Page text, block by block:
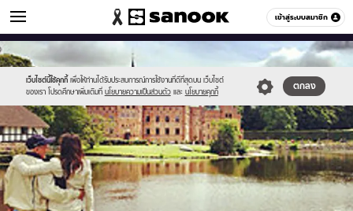
เข้าสู่ระบบสมาชิก
ข่าวบันเทิง หมวดอื่นๆ
เว็บไซต์นี้ใช้คุกกี้ เพื่อให้ท่านได้รับประสบการณ์การใช้งานที่ดีที่สุดบน เว็บไซต์
ของเรา โปรดศึกษาเพิ่มเติมที่ นโยบายความเป็นส่วนตัว และ นโยบายคุกกี้
ตกลง
Sanook
//s.isanook.com/sr/0/images/logo-
new-
sanook.png
//s.isanook.com/ns/0/ud/226/1131611/5.jpg